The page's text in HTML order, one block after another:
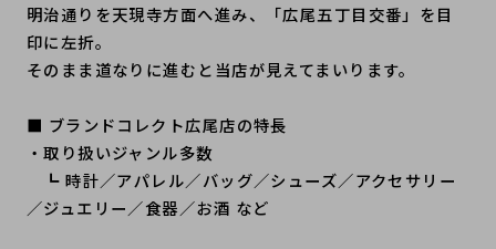
明治通りを天現寺方面へ進み、「広尾五丁目交番」を目
印に左折。
そのまま道なりに進むと当店が見えてまいります。
■ ブランドコレクト広尾店の特長
・取り扱いジャンル多数
┗ 時計／アパレル／バッグ／シューズ／アクセサリー
／ジュエリー／食器／お酒 など